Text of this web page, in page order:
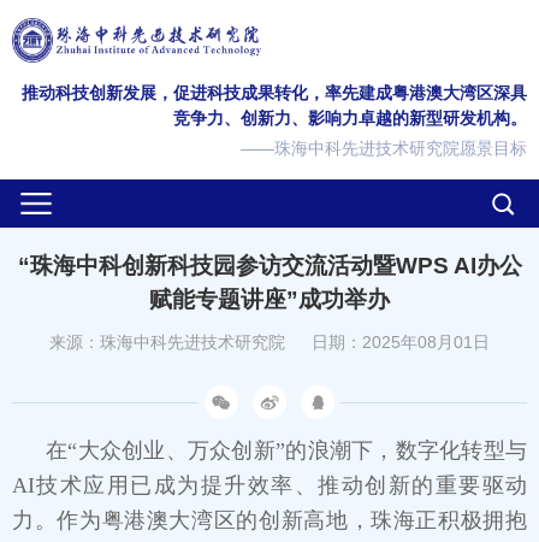
推动科技创新发展，促进科技成果转化，率先建成粤港澳大湾区深具
竞争力、创新力、影响力卓越的新型研发机构。
——珠海中科先进技术研究院愿景目标
“珠海中科创新科技园参访交流活动暨WPS AI办公
赋能专题讲座”成功举办
来源：珠海中科先进技术研究院 日期：2025年08月01日
在“大众创业、万众创新”的浪潮下，数字化转型与
AI技术应用已成为提升效率、推动创新的重要驱动
力。作为粤港澳大湾区的创新高地，珠海正积极拥抱